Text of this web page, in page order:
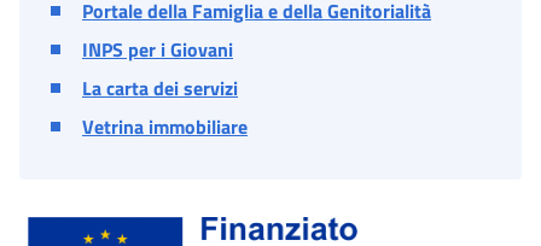
Portale della Famiglia e della Genitorialità
INPS per i Giovani
La carta dei servizi
Vetrina immobiliare